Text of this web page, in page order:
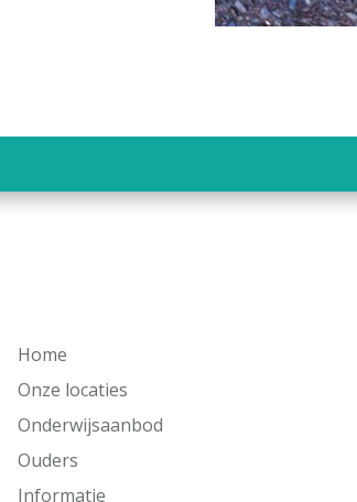
Home
Onze locaties
Onderwijsaanbod
Ouders
Informatie